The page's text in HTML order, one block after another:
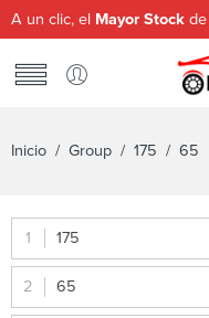
A un clic, el Mayor Stock
Inicio / Group / 175 / 65
175
65